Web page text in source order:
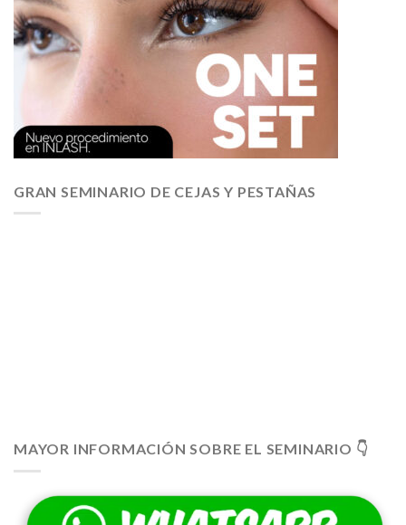
GRAN SEMINARIO DE CEJAS Y PESTAÑAS
MAYOR INFORMACIÓN SOBRE EL SEMINARIO 👇